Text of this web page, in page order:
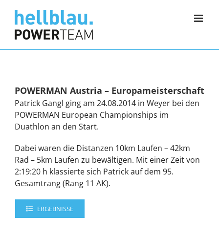
Inhalt
springen
POWERMAN Austria – Europameisterschaft
Patrick Gangl ging am 24.08.2014 in Weyer bei den
POWERMAN European Championships im
Duathlon an den Start.
Dabei waren die Distanzen 10km Laufen – 42km
Rad – 5km Laufen zu bewältigen. Mit einer Zeit von
2:19:20 h klassierte sich Patrick auf dem 95.
Gesamtrang (Rang 11 AK).
ERGEBNISSE